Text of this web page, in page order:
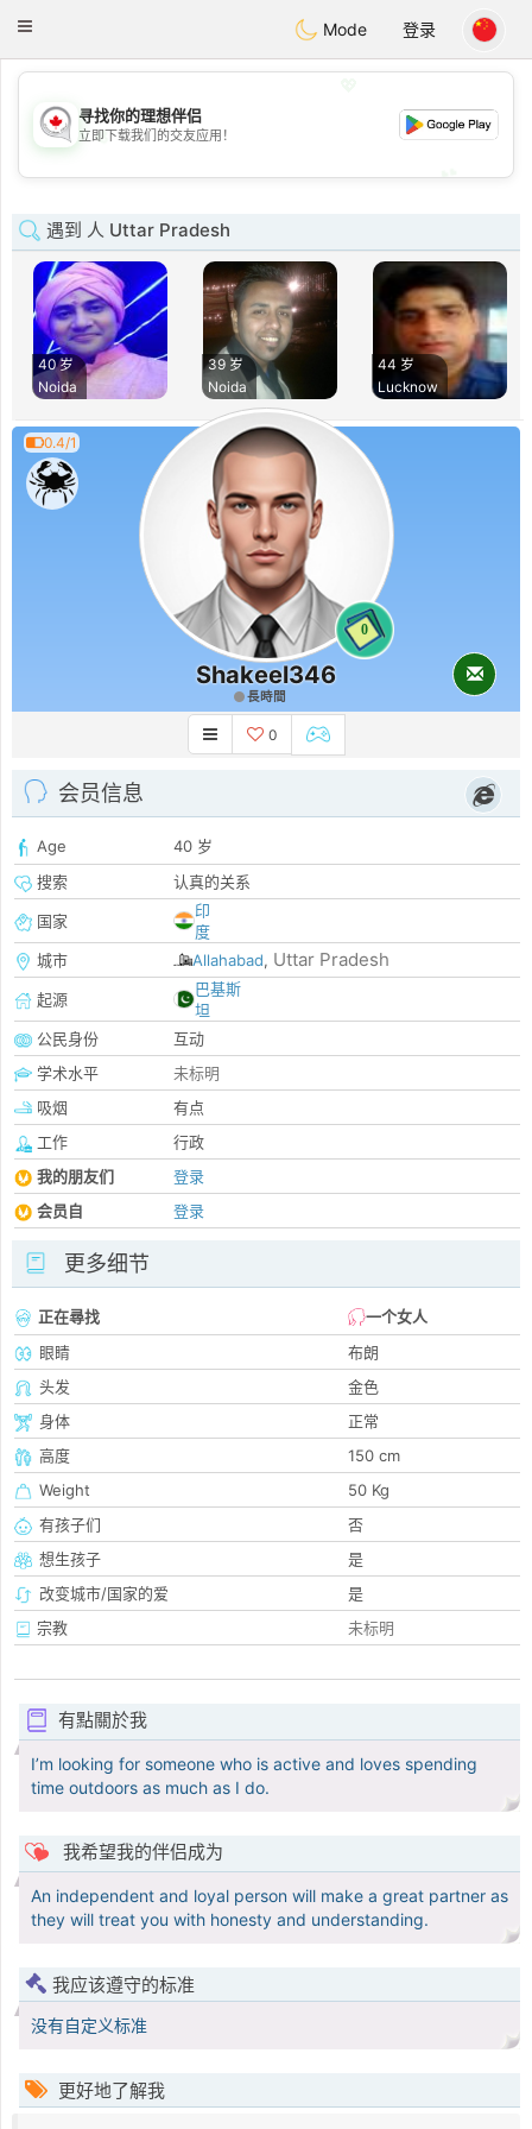
CANADIANchat
Toggle
Mode 登录
💖
💕
寻找你的理想伴侣
立即下载我们的交友应用！
遇到 人 Uttar Pradesh
40 岁
Noida
39 岁
Noida
44 岁
Lucknow
0.4/1
0
Shakeel346
長時間
0
会员信息
Age
40 岁
搜索
认真的关系
国家
印
度
城市
Allahabad, Uttar Pradesh
起源
巴基斯
坦
公民身份
互动
学术水平
未标明
吸烟
有点
工作
行政
我的朋友们
登录
会员自
登录
更多细节
正在尋找
一个女人
眼睛
布朗
头发
金色
身体
正常
高度
150 cm
Weight
50 Kg
有孩子们
否
想生孩子
是
改变城市/国家的爱
是
宗教
未标明
有點關於我
I’m looking for someone who is active and loves spending
time outdoors as much as I do.
我希望我的伴侣成为
An independent and loyal person will make a great partner as
they will treat you with honesty and understanding.
我应该遵守的标准
没有自定义标准
更好地了解我